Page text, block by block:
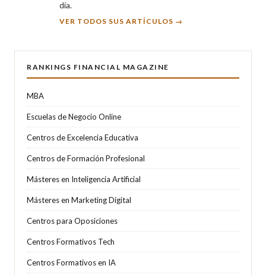
día.
VER TODOS SUS ARTÍCULOS →
RANKINGS FINANCIAL MAGAZINE
MBA
Escuelas de Negocio Online
Centros de Excelencia Educativa
Centros de Formación Profesional
Másteres en Inteligencia Artificial
Másteres en Marketing Digital
Centros para Oposiciones
Centros Formativos Tech
Centros Formativos en IA